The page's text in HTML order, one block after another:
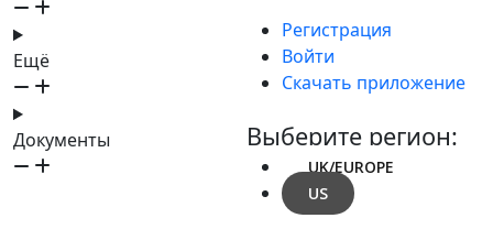
Ещё
Документы
Регистрация
Войти
Скачать приложение
Выберите регион:
UK/EUROPE
US